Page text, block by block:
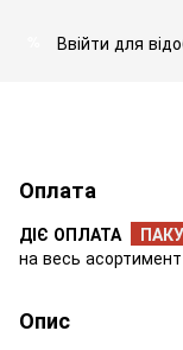
Ввійти для
Оплата
ДІЄ ОПЛАТА
на весь асортимент
Опис